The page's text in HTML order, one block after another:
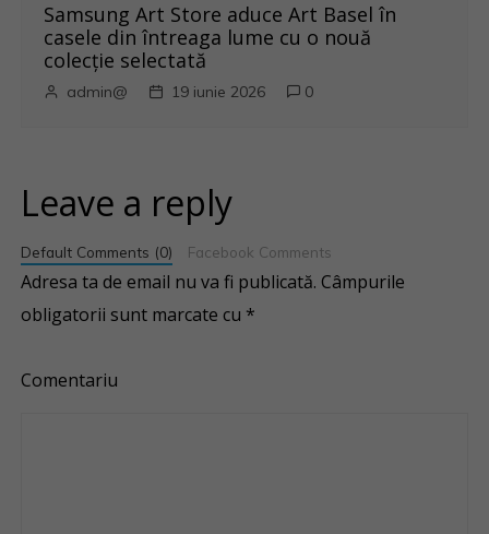
Samsung Art Store aduce Art Basel în
casele din întreaga lume cu o nouă
colecție selectată
admin@ 19 iunie 2026 0
Leave a reply
Default Comments (0) Facebook Comments
Adresa ta de email nu va fi publicată. Câmpurile
obligatorii sunt marcate cu *
Comentariu